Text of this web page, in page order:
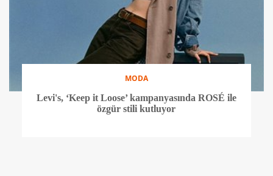
MODA
Levi's, ‘Keep it Loose’ kampanyasında ROSÉ ile
özgür stili kutluyor